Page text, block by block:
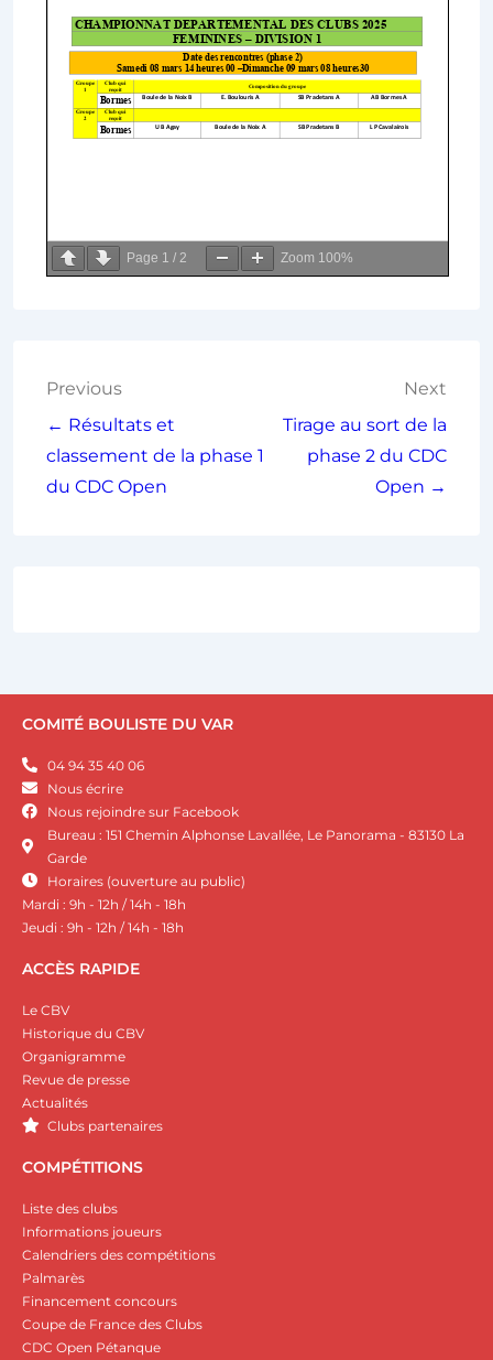
Page 1 / 2 Zoom 100%
Previous
← Résultats et
classement de la phase 1
du CDC Open
Next
Tirage au sort de la
phase 2 du CDC
Open →
COMITÉ BOULISTE DU VAR
04 94 35 40 06
Nous écrire
Nous rejoindre sur Facebook
Bureau : 151 Chemin Alphonse Lavallée, Le Panorama - 83130 La
Garde
Horaires (ouverture au public)
Mardi : 9h - 12h / 14h - 18h
Jeudi : 9h - 12h / 14h - 18h
ACCÈS RAPIDE
Le CBV
Historique du CBV
Organigramme
Revue de presse
Actualités
Clubs partenaires
COMPÉTITIONS
Liste des clubs
Informations joueurs
Calendriers des compétitions
Palmarès
Financement concours
Coupe de France des Clubs
CDC Open Pétanque